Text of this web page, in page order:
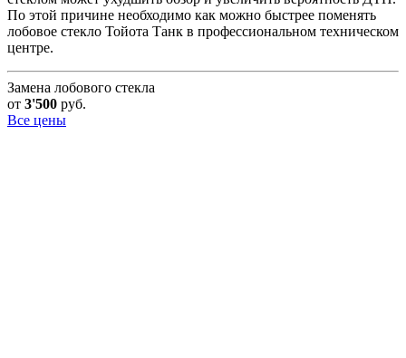
По этой причине необходимо как можно быстрее поменять
лобовое стекло Тойота Танк в профессиональном техническом
центре.
Замена лобового стекла
от 3'500 руб.
Все цены